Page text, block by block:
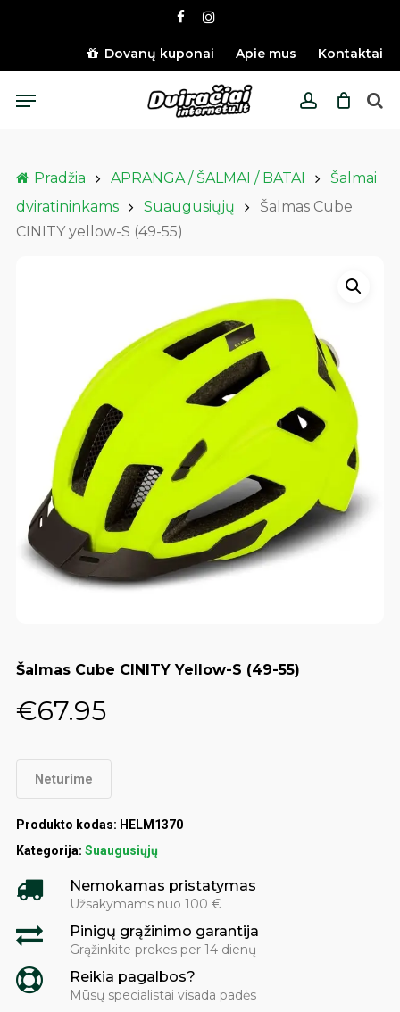
content
facebookinstagram
Dovanų kuponai Apie mus Kontaktai
account
Menu
Pradžia APRANGA / ŠALMAI / BATAI
Šalmai
dviratininkams
Suaugusiųjų
Šalmas Cube
CINITY yellow-S (49-55)
Šalmas Cube CINITY Yellow-S (49-55)
€67.95
Neturime
Produkto kodas: HELM1370
Kategorija: Suaugusiųjų
Nemokamas pristatymas
Užsakymams nuo 100 €
Pinigų grąžinimo garantija
Grąžinkite prekes per 14 dienų
Reikia pagalbos?
Mūsų specialistai visada padės